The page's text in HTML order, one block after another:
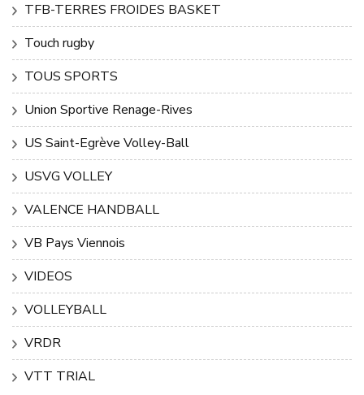
TFB-TERRES FROIDES BASKET
Touch rugby
TOUS SPORTS
Union Sportive Renage-Rives
US Saint-Egrève Volley-Ball
USVG VOLLEY
VALENCE HANDBALL
VB Pays Viennois
VIDEOS
VOLLEYBALL
VRDR
VTT TRIAL